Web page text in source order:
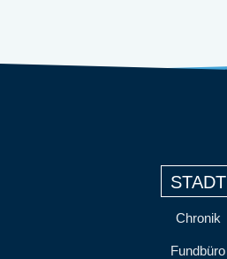
STADT
Chronik
Fundbüro